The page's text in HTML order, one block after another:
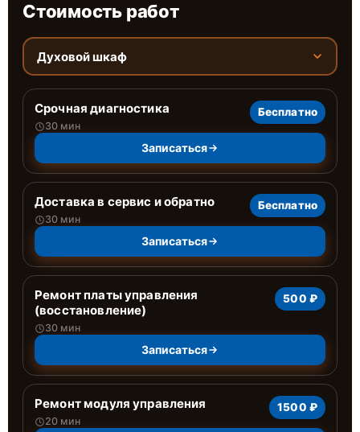
Стоимость работ
Духовой шкаф
Срочная диагностика
30 мин
Бесплатно
Записаться
Доставка в сервис и обратно
30 мин
Бесплатно
Записаться
Ремонт платы управления
(восстановление)
30 мин
500 ₽
Записаться
Ремонт модуля управления
20 мин
1500 ₽